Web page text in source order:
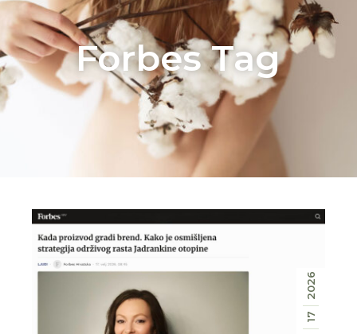
Forbes Tag
17
2026